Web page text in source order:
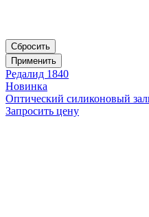
Сбросить
Применить
Редалид 1840
Новинка
Оптический силиконовый
Запросить цену